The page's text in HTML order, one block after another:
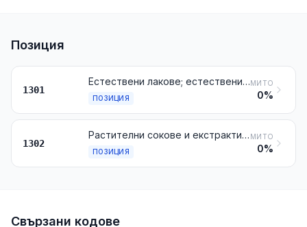
Позиция
1301
Естествени лакове; естествени клейове, смоли, смолисти клейове и олеорезини (например балсами)
ПОЗИЦИЯ
МИТО
0%
1302
Растителни сокове и екстракти; пектинови материали, пектинати и пектати; агар-агар и други лепкави и сгъстяващи материали, извлечени от растения, дори модифицирани
ПОЗИЦИЯ
МИТО
0%
Свързани кодове